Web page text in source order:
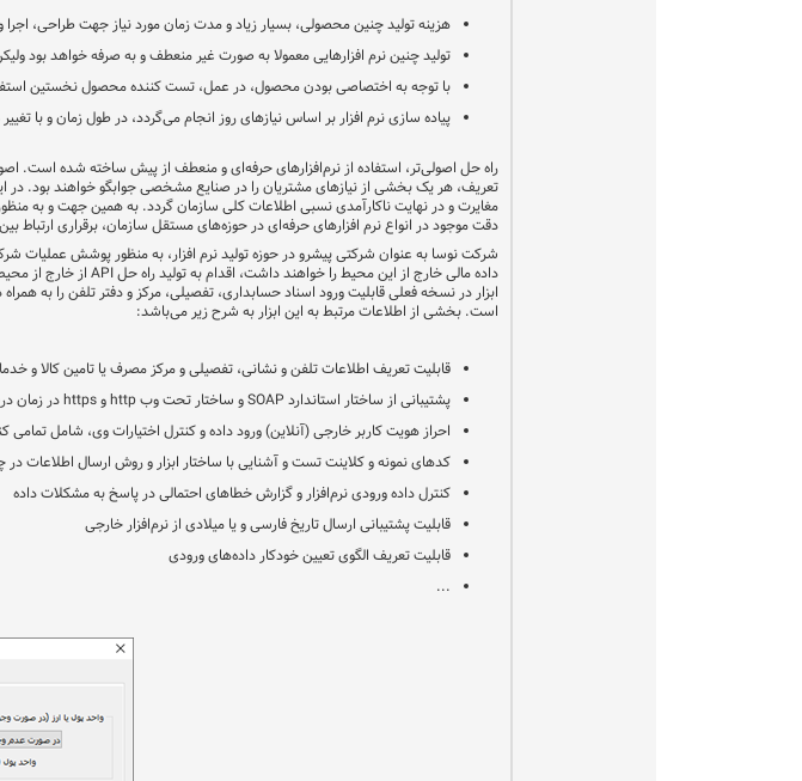
هزینه تولید چنین محصولی، بسیار زیاد و مدت زمان مورد نیاز جهت طراحی، اجرا
تولید چنین نرم افزارهایی معمولا به صورت غیر منعطف و به صرفه خواهد بود
با توجه به اختصاصی بودن محصول، در عمل، تست کننده محصول نخستین
پیاده سازی نرم افزار بر اساس نیاز‌های روز انجام می‌گردد، در طول زمان و با
راه حل اصولی‌تر، استفاده از نرم‌افزارهای حرفه‌ای و منعطف از پیش ساخته شده است.
تعریف، هر یک بخشی از نیازهای مشتریان را در صنایع مشخصی جوابگو خواهند بود. در
مغایرت و در نهایت ناکارآمدی نسبی اطلاعات کلی سازمان گردد. به همین جهت و به منظور
دقت موجود در انواع نرم افزارهای حرفه‌ای در حوزه‌های مستقل سازمان، برقراری ارتباط
شرکت نوسا به عنوان شرکتی پیشرو در حوزه تولید نرم افزار، به منظور پوشش عملیات
داده مالی خارج از این محیط را خواهند داشت، اقدام به تولید راه حلAPI از خارج از
ابزار در نسخه فعلی قابلیت ورود اسناد حسابداری، تفصیلی، مرکز و دفتر تلفن را به
است. بخشی از اطلاعات مرتبط به این ابزار به شرح زیر می‌باشد:
قابلیت تعریف اطلاعات تلفن و نشانی، تفصیلی و مرکز مصرف یا تامین کالا و
پشتیبانی از ساختار استاندارد SOAPو ساختار تحت وبhttpوhttpsدر زمان
احراز هویت کاربر خارجی (آنلاین) ورود داده و کنترل اختیارات وی، شامل
کدهای نمونه و کلاینت تست و آشنایی با ساختار ابزار و روش ارسال اطلاعات در
کنترل داده ورودی نرم‌افزار و گزارش خطاهای احتمالی در پاسخ به مشکلات داده
قابلیت پشتیبانی ارسال تاریخ فارسی و یا میلادی از نرم‌افزار خارجی
قابلیت تعریف الگوی تعیین خودکار داده‌های ورودی
...